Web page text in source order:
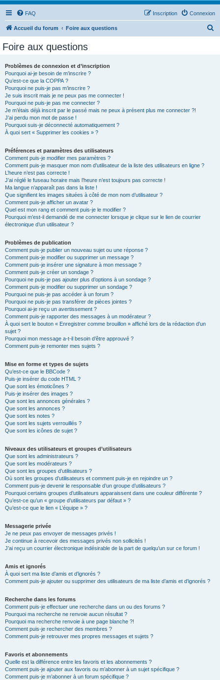
FAQ Connexion
Inscription
Accueil du forum Foire aux questions
Foire aux questions
Problèmes de connexion et d’inscription
Pourquoi ai-je besoin de m’inscrire ?
Qu’est-ce que la COPPA ?
Pourquoi ne puis-je pas m’inscrire ?
Je suis inscrit mais je ne peux pas me connecter !
Pourquoi ne puis-je pas me connecter ?
Je m’étais déjà inscrit par le passé mais ne peux à présent plus me connecter ?!
J’ai perdu mon mot de passe !
Pourquoi suis-je déconnecté automatiquement ?
À quoi sert « Supprimer les cookies » ?
Préférences et paramètres des utilisateurs
Comment puis-je modifier mes paramètres ?
Comment puis-je masquer mon nom d’utilisateur de la liste des utilisateurs en ligne ?
L’heure n’est pas correcte !
J’ai réglé le fuseau horaire mais l’heure n’est toujours pas correcte !
Ma langue n’apparaît pas dans la liste !
Que signifient les images situées à côté de mon nom d’utilisateur ?
Comment puis-je afficher un avatar ?
Quel est mon rang et comment puis-je le modifier ?
Pourquoi m’est-il demandé de me connecter lorsque je clique sur le lien de courrier
électronique d’un utilisateur ?
Problèmes de publication
Comment puis-je publier un nouveau sujet ou une réponse ?
Comment puis-je modifier ou supprimer un message ?
Comment puis-je insérer une signature à mon message ?
Comment puis-je créer un sondage ?
Pourquoi ne puis-je pas ajouter plus d’options à un sondage ?
Comment puis-je modifier ou supprimer un sondage ?
Pourquoi ne puis-je pas accéder à un forum ?
Pourquoi ne puis-je pas transférer de pièces jointes ?
Pourquoi ai-je reçu un avertissement ?
Comment puis-je rapporter des messages à un modérateur ?
À quoi sert le bouton « Enregistrer comme brouillon » affiché lors de la rédaction d’un
sujet ?
Pourquoi mon message a-t-il besoin d’être approuvé ?
Comment puis-je remonter mes sujets ?
Mise en forme et types de sujets
Qu’est-ce que le BBCode ?
Puis-je insérer du code HTML ?
Que sont les émoticônes ?
Puis-je insérer des images ?
Que sont les annonces générales ?
Que sont les annonces ?
Que sont les notes ?
Que sont les sujets verrouillés ?
Que sont les icônes de sujet ?
Niveaux des utilisateurs et groupes d’utilisateurs
Que sont les administrateurs ?
Que sont les modérateurs ?
Que sont les groupes d’utilisateurs ?
Où sont les groupes d’utilisateurs et comment puis-je en rejoindre un ?
Comment puis-je devenir le responsable d’un groupe d’utilisateurs ?
Pourquoi certains groupes d’utilisateurs apparaissent dans une couleur différente ?
Qu’est-ce qu’un « groupe d’utilisateurs par défaut » ?
Qu’est-ce que le lien « L’équipe » ?
Messagerie privée
Je ne peux pas envoyer de messages privés !
Je continue à recevoir des messages privés non sollicités !
J’ai reçu un courrier électronique indésirable de la part de quelqu’un sur ce forum !
Amis et ignorés
À quoi sert ma liste d’amis et d’ignorés ?
Comment puis-je ajouter ou supprimer des utilisateurs de ma liste d’amis et d’ignorés ?
Recherche dans les forums
Comment puis-je effectuer une recherche dans un ou des forums ?
Pourquoi ma recherche ne renvoie aucun résultat ?
Pourquoi ma recherche renvoie à une page blanche ?!
Comment puis-je rechercher des membres ?
Comment puis-je retrouver mes propres messages et sujets ?
Favoris et abonnements
Quelle est la différence entre les favoris et les abonnements ?
Comment puis-je ajouter aux favoris ou m’abonner à un sujet spécifique ?
Comment puis-je m’abonner à un forum spécifique ?